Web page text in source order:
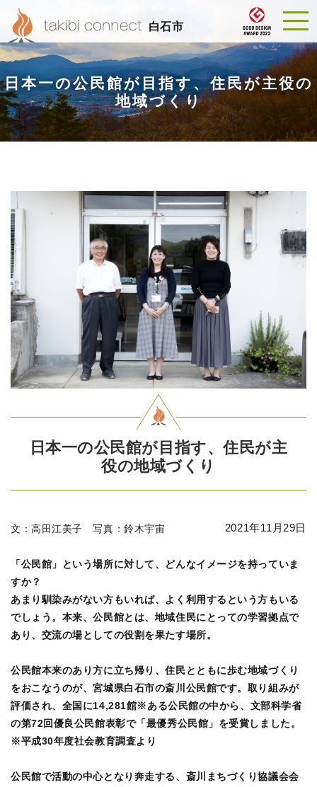
白石市
日本一の公民館が目指す、住民が主役の
地域づくり
日本一の公民館が目指す、住民が主
役の地域づくり
2021年11月29日
文：高田江美子 写真：鈴木宇宙
「公民館」という場所に対して、どんなイメージを持っていま
すか？
あまり馴染みがない方もいれば、よく利用するという方もいる
でしょう。本来、公民館とは、地域住民にとっての学習拠点で
あり、交流の場としての役割を果たす場所。
公民館本来のあり方に立ち帰り、住民とともに歩む地域づくり
をおこなうのが、宮城県白石市の斎川公民館です。取り組みが
評価され、全国に14,281館※ある公民館の中から、文部科学省
の第72回優良公民館表彰で「最優秀公民館」を受賞しました。
※平成30年度社会教育調査より
公民館で活動の中心となり奔走する、斎川まちづくり協議会会